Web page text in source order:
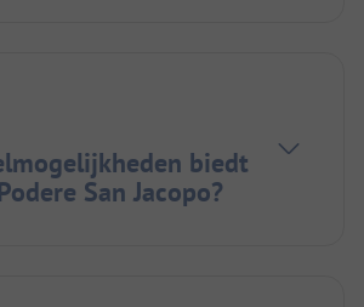
biedt
San Jacopo?